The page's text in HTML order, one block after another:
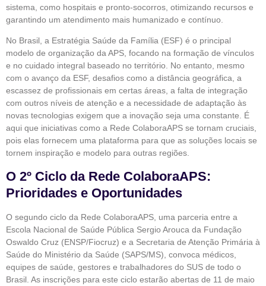
sistema, como hospitais e pronto-socorros, otimizando recursos e
garantindo um atendimento mais humanizado e contínuo.
No Brasil, a Estratégia Saúde da Família (ESF) é o principal
modelo de organização da APS, focando na formação de vínculos
e no cuidado integral baseado no território. No entanto, mesmo
com o avanço da ESF, desafios como a distância geográfica, a
escassez de profissionais em certas áreas, a falta de integração
com outros níveis de atenção e a necessidade de adaptação às
novas tecnologias exigem que a inovação seja uma constante. É
aqui que iniciativas como a Rede ColaboraAPS se tornam cruciais,
pois elas fornecem uma plataforma para que as soluções locais se
tornem inspiração e modelo para outras regiões.
O 2º Ciclo da Rede ColaboraAPS:
Prioridades e Oportunidades
O segundo ciclo da Rede ColaboraAPS, uma parceria entre a
Escola Nacional de Saúde Pública Sergio Arouca da Fundação
Oswaldo Cruz (ENSP/Fiocruz) e a Secretaria de Atenção Primária à
Saúde do Ministério da Saúde (SAPS/MS), convoca médicos,
equipes de saúde, gestores e trabalhadores do SUS de todo o
Brasil. As inscrições para este ciclo estarão abertas de 11 de maio